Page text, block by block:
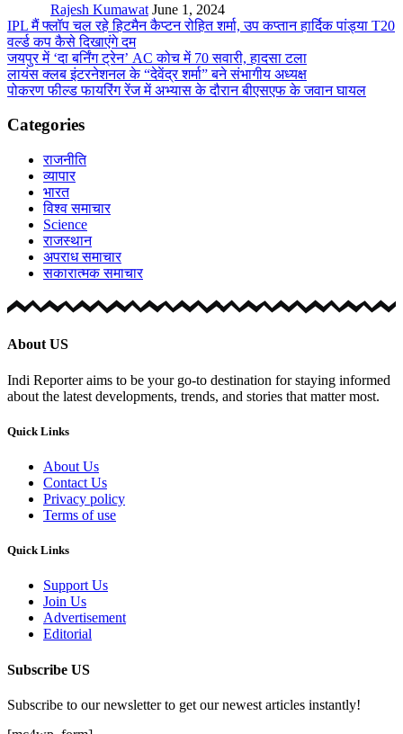
Rajesh Kumawat June 1, 2024
IPL मैं फ्लॉप चल रहे हिटमैन कैप्टन रोहित शर्मा, उप कप्तान हार्दिक पांड्या T20
वर्ल्ड कप कैसे दिखाएंगे दम
जयपुर में ‘दा बर्निंग ट्रेन’ AC कोच में 70 सवारी, हादसा टला
लायंस क्लब इंटरनेशनल के “देवेंद्र शर्मा” बने संभागीय अध्यक्ष
पोकरण फील्ड फायरिंग रेंज में अभ्यास के दौरान बीएसएफ के जवान घायल
Categories
राजनीति
व्यापार
भारत
विश्व समाचार
Science
राजस्थान
अपराध समाचार
सकारात्मक समाचार
About US
Indi Reporter aims to be your go-to destination for staying informed
about the latest developments, trends, and stories that matter most.
Quick Links
About Us
Contact Us
Privacy policy
Terms of use
Quick Links
Support Us
Join Us
Advertisement
Editorial
Subscribe US
Subscribe to our newsletter to get our newest articles instantly!